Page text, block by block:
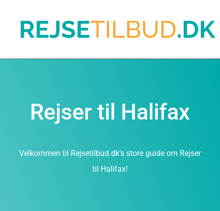
Rejser til Halifax
Velkommen til Rejsetilbud.dk’s store guide om Rejser
til Halifax!